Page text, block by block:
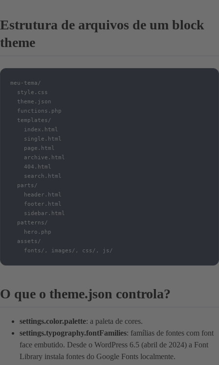
Estrutura de arquivos de um block
theme
meu-tema/
  style.css
  theme.json
  functions.php
  templates/
    index.html
    single.html
    page.html
    archive.html
    404.html
    search.html
  parts/
    header.html
    footer.html
    sidebar.html
  patterns/
    hero.php
  assets/
    fonts/, images/, css/, js/
O que o theme.json controla?
settings.color.palette: a paleta de cores.
settings.typography.fontFamilies: famílias de fontes com font
face embutido. Desde o WordPress 6.5 (abril de 2024) a Font
Library instala fontes do Google Fonts localmente.